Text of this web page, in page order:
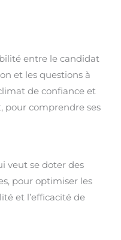
entre le candidat
et les questions à
de confiance et
pour comprendre ses
veut se doter des
pour optimiser les
et l’efficacité de